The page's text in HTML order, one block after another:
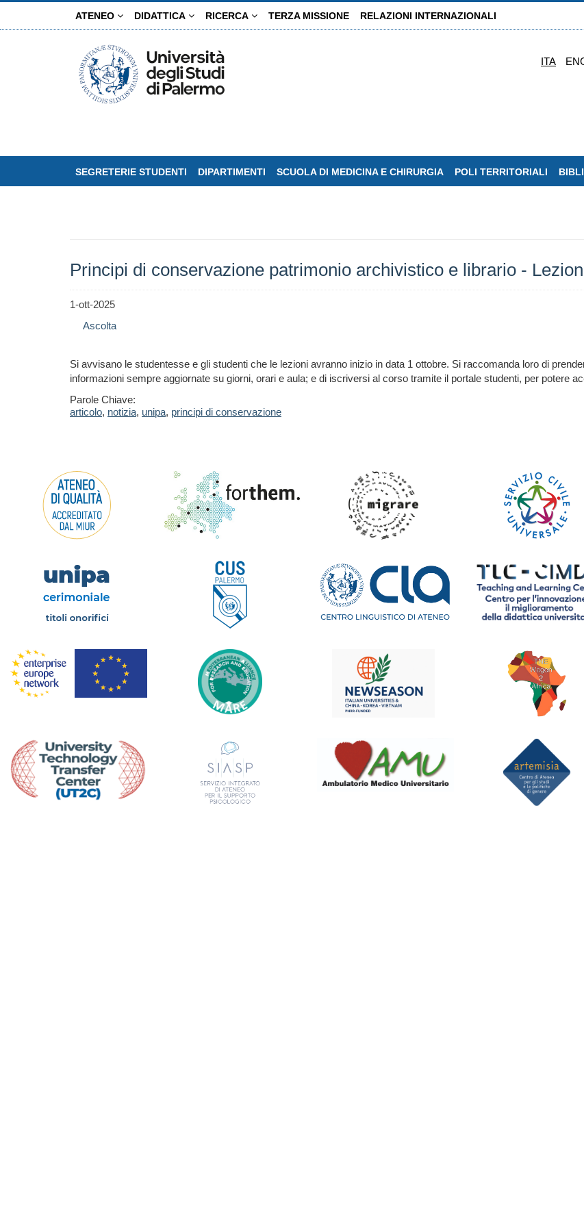
ATENEO DIDATTICA RICERCA TERZA MISSIONE RELAZIONI INTERNAZIONALI
ITA
SEGRETERIE STUDENTI DIPARTIMENTI SCUOLA DI MEDICINA E CHIRURGIA POLI TERRITORIALI
Principi di conservazione patrimonio archivistico e librario -
1-ott-2025
Ascolta
Si avvisano le studentesse e gli studenti che le lezioni avranno inizio in data 1 ottobre. Si raccomanda loro di
informazioni sempre aggiornate su giorni, orari e aula; e di iscriversi al corso tramite il portale studenti, per potere
Parole Chiave:
articolo, notizia, unipa, principi di conservazione